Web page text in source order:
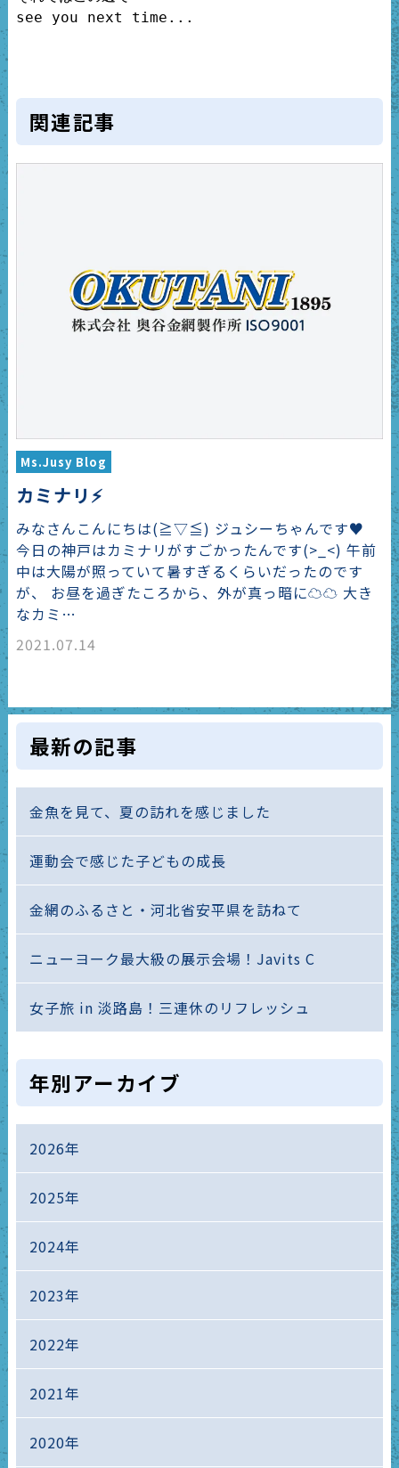
see you next time...
関連記事
Ms.Jusy Blog
カミナリ⚡
みなさんこんにちは(≧▽≦) ジュシーちゃんです♥
今日の神戸はカミナリがすごかったんです(>_<) 午前
中は大陽が照っていて暑すぎるくらいだったのです
が、 お昼を過ぎたころから、外が真っ暗に☁☁ 大き
なカミ…
2021.07.14
最新の記事
金魚を見て、夏の訪れを感じました
運動会で感じた子どもの成長
金網のふるさと・河北省安平県を訪ねて
ニューヨーク最大級の展示会場！Javits C
女子旅 in 淡路島！三連休のリフレッシュ
年別アーカイブ
2026年
2025年
2024年
2023年
2022年
2021年
2020年